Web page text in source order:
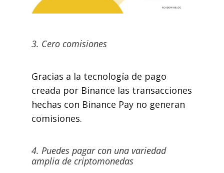
3. Cero comisiones
Gracias a la tecnología de pago
creada por Binance las transacciones
hechas con Binance Pay no generan
comisiones.
4. Puedes pagar con una variedad
amplia de criptomonedas